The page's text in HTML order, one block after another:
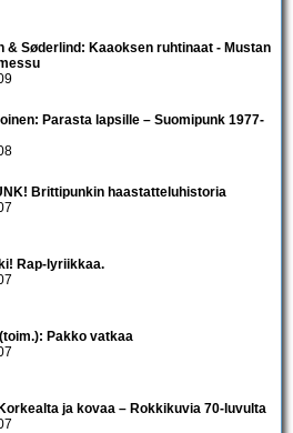
& Søderlind: Kaaoksen ruhtinaat - Mustan
Parasta lapsille – Suomipunk 1977-
Brittipunkin haastatteluhistoria
Rap-lyriikkaa.
Pakko vatkaa
ja kovaa – Rokkikuvia 70-luvulta